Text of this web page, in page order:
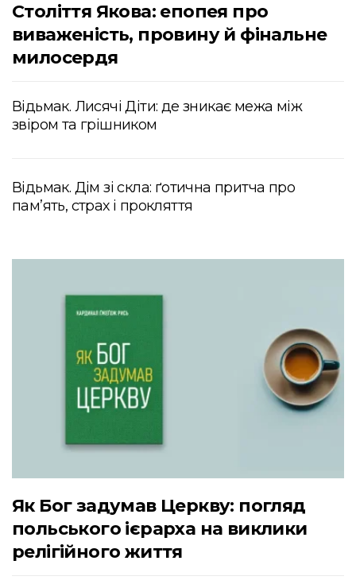
Століття Якова: епопея про
виваженість, провину й фінальне
милосердя
Відьмак. Лисячі Діти: де зникає межа між
звіром та грішником
Відьмак. Дім зі скла: ґотична притча про
пам’ять, страх і прокляття
Як Бог задумав Церкву: погляд
польського ієрарха на виклики
релігійного життя